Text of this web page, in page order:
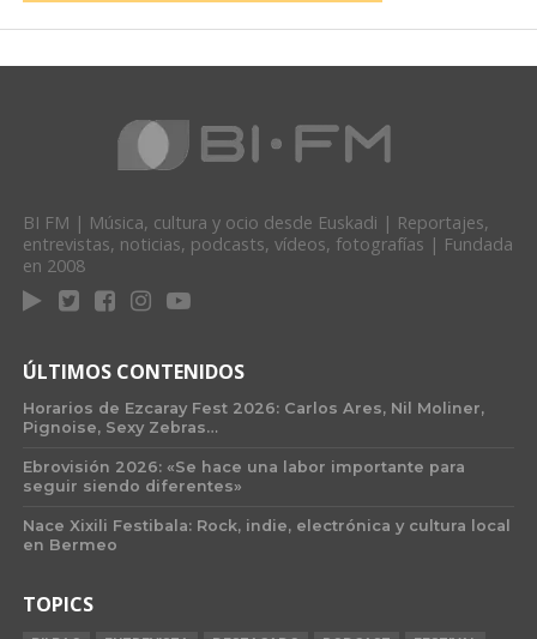
BI FM | Música, cultura y ocio desde Euskadi | Reportajes,
entrevistas, noticias, podcasts, vídeos, fotografías | Fundada
en 2008
ÚLTIMOS CONTENIDOS
Horarios de Ezcaray Fest 2026: Carlos Ares, Nil Moliner,
Pignoise, Sexy Zebras…
Ebrovisión 2026: «Se hace una labor importante para
seguir siendo diferentes»
Nace Xixili Festibala: Rock, indie, electrónica y cultura local
en Bermeo
TOPICS